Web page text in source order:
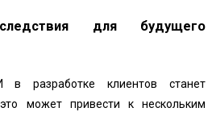
для будущего
в разработке клиентов станет
может привести к нескольким